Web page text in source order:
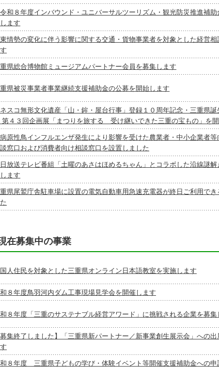
和８年度インバウンド・ユニバーサルツーリズム・観光防災推進補助
ます
情勢の変化に伴う影響に関する交通・貨物事業者を対象とした経営相
県総合博物館ミュージアムパートナー会員を募集します
県被災事業者事業継続支援補助金の公募を開始します
スコ無形文化遺産「山・鉾・屋台行事」登録１０周年記念・三重県
第４３回企画展「まつりを旅する 受け継いできた三重の宝もの」を
原性鳥インフルエンザ発生により影響を受けた農業者・中小企業者等
窓口および消費者向け相談窓口を設置しました
放送テレビ番組「土曜のあさはほめるちゃん」とコラボした沿線謎
ます
県尾鷲庁舎駐車場に設置の電気自動車用急速充電器が終日ご利用でき
在募集中の事業
人住民を対象とした三重県オンライン日本語教室を実施します
８年度鳥羽河内ダム工事現場見学会を開催します
８年度「三重のサステナブル経営アワード」に挑戦される企業を募集
集終了しました】「三重県新パートナー／新事業創生展示会」への出
８年度 三重県子どもの学び・体験イベント等開催支援補助金への申